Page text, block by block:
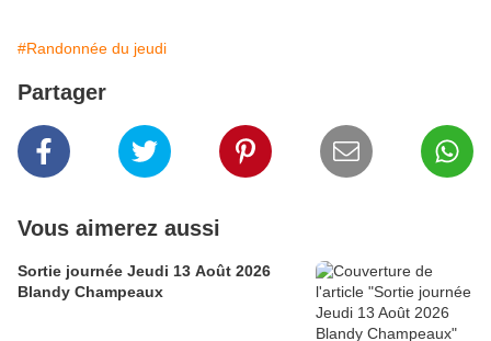
#Randonnée du jeudi
Partager
Vous aimerez aussi
Sortie journée Jeudi 13 Août 2026
Blandy Champeaux